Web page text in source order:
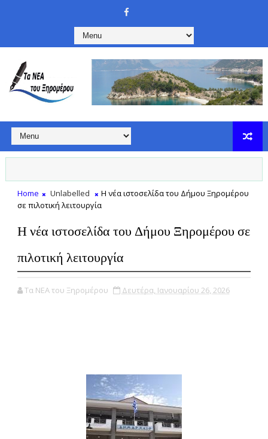
Home Unlabelled
Η νέα ιστοσελίδα του Δήμου Ξηρομέρου
σε πιλοτική λειτουργία
Η νέα ιστοσελίδα του Δήμου Ξηρομέρου σε
πιλοτική λειτουργία
Τα ΝΕΑ του Ξηρομέρου Δευτέρα, Ιανουαρίου 26, 2026